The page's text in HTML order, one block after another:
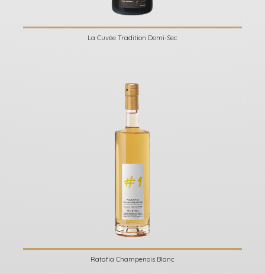
La Cuvée Tradition Demi-Sec
Ratafia Champenois Blanc